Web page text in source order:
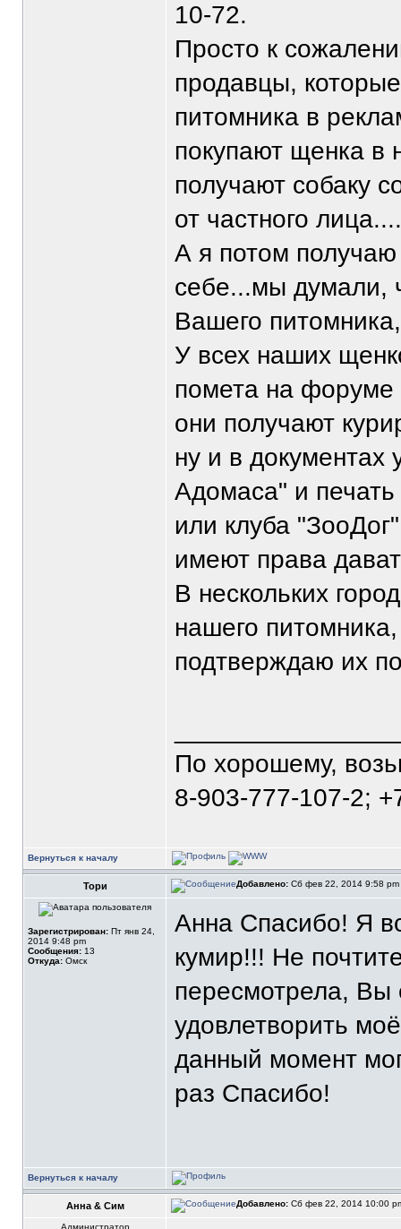
10-72.
Просто к
продавцы,
питомника в
покупают щенка в
получают собаку
от частного лица....
А я потом получаю
себе...мы думали,
Вашего
У всех наших
помета на
они получают
ну и в документах
Адомаса" и
или клуба
имеют права
В нескольких
нашего
подтверждаю их
По хорошему,
8-903-777-107-2;
Вернуться к началу
Тори Добавлено: Сб фев 22, 2014 9:58 pm
Зарегистрирован: Пт янв 24,
2014 9:48 pm
Сообщения: 13
Откуда: Омск
Анна Спасибо! Я
кумир!!! Не
пересмотрела, Вы
удовлетворить
данный момент
раз Спасибо!
Вернуться к началу
Анна & Сим Добавлено: Сб фев 22, 2014 10:00
Администратор